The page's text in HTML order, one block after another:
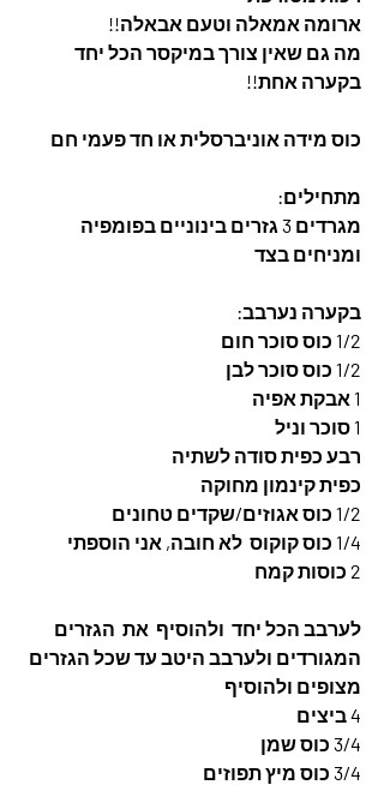
ארומה אמאלה וטעם אבאלה!!
מה גם שאין צורך במיקסר הכל יחד
בקערה אחת!!
כוס מידה אוניברסלית או חד פעמי חם
מתחילים:
מגרדים 3 גזרים בינוניים בפומפיה
ומניחים בצד
בקערה נערבב:
1/2 כוס סוכר חום
1/2 כוס סוכר לבן
1 אבקת אפיה
1 סוכר וניל
רבע כפית סודה לשתיה
כפית קינמון מחוקה
1/2 כוס אגוזים/שקדים טחונים
1/4 כוס קוקוס  לא חובה, אני הוספתי
2 כוסות קמח
לערבב הכל יחד  ולהוסיף  את  הגזרים
המגורדים ולערבב היטב עד שכל הגזרים
מצופים ולהוסיף
4 ביצים
3/4 כוס שמן
3/4 כוס מיץ תפוזים